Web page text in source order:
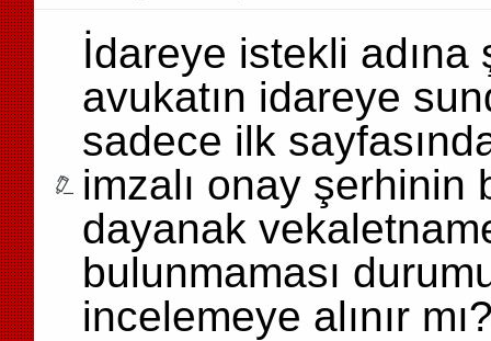
İdareye istekli
avukatın idareye
sadece ilk
imzalı onay şerhinin
dayanak
bulunmaması
incelemeye alınır